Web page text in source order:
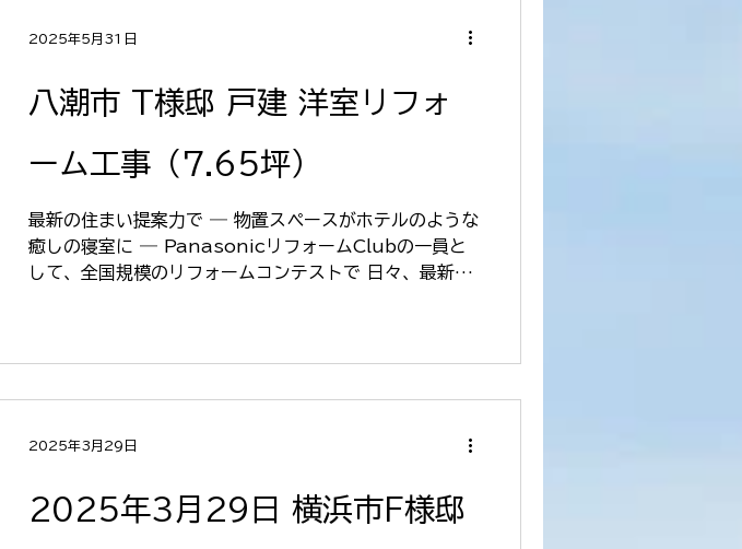
八潮市 T様邸 戸建 洋室リフォ
ーム工事（7.65坪）
最新の住まい提案力で ― 物置スペースがホテルのような
癒しの寝室に ― PanasonicリフォームClubの一員と
して、全国規模のリフォームコンテストで 日々、最新の
2025年5月31日
2025年3月29日 横浜市F様邸
2025年3月29日